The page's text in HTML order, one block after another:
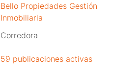
Bello Propiedades Gestión
Inmobiliaria
Corredora
59 publicaciones activas